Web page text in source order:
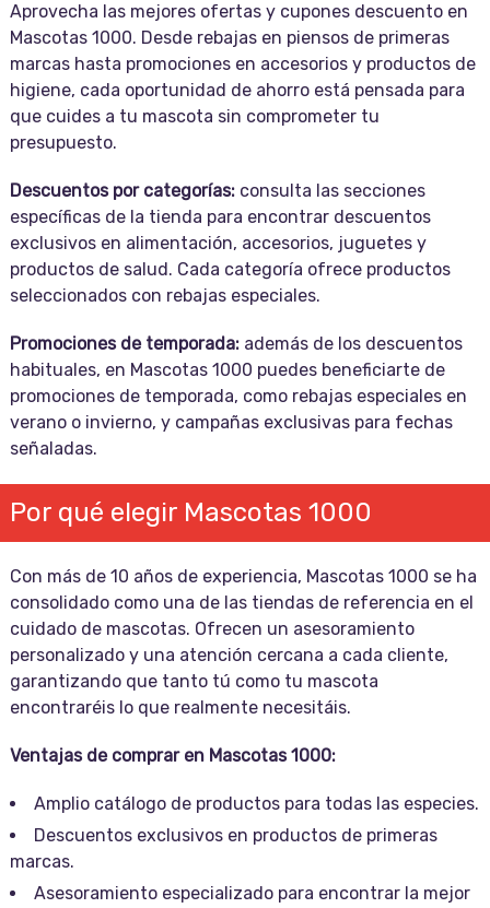
Aprovecha las mejores ofertas y cupones descuento en
Mascotas 1000. Desde rebajas en piensos de primeras
marcas hasta promociones en accesorios y productos de
higiene, cada oportunidad de ahorro está pensada para
que cuides a tu mascota sin comprometer tu
presupuesto.
Descuentos por categorías:consulta las secciones
específicas de la tienda para encontrar descuentos
exclusivos en alimentación, accesorios, juguetes y
productos de salud. Cada categoría ofrece productos
seleccionados con rebajas especiales.
Promociones de temporada:además de los descuentos
habituales, en Mascotas 1000 puedes beneficiarte de
promociones de temporada, como rebajas especiales en
verano o invierno, y campañas exclusivas para fechas
señaladas.
Por qué elegir Mascotas 1000
Con más de 10 años de experiencia, Mascotas 1000 se ha
consolidado como una de las tiendas de referencia en el
cuidado de mascotas. Ofrecen un asesoramiento
personalizado y una atención cercana a cada cliente,
garantizando que tanto tú como tu mascota
encontraréis lo que realmente necesitáis.
Ventajas de comprar en Mascotas 1000:
Amplio catálogo de productos para todas las especies.
Descuentos exclusivos en productos de primeras
marcas.
Asesoramiento especializado para encontrar la mejor